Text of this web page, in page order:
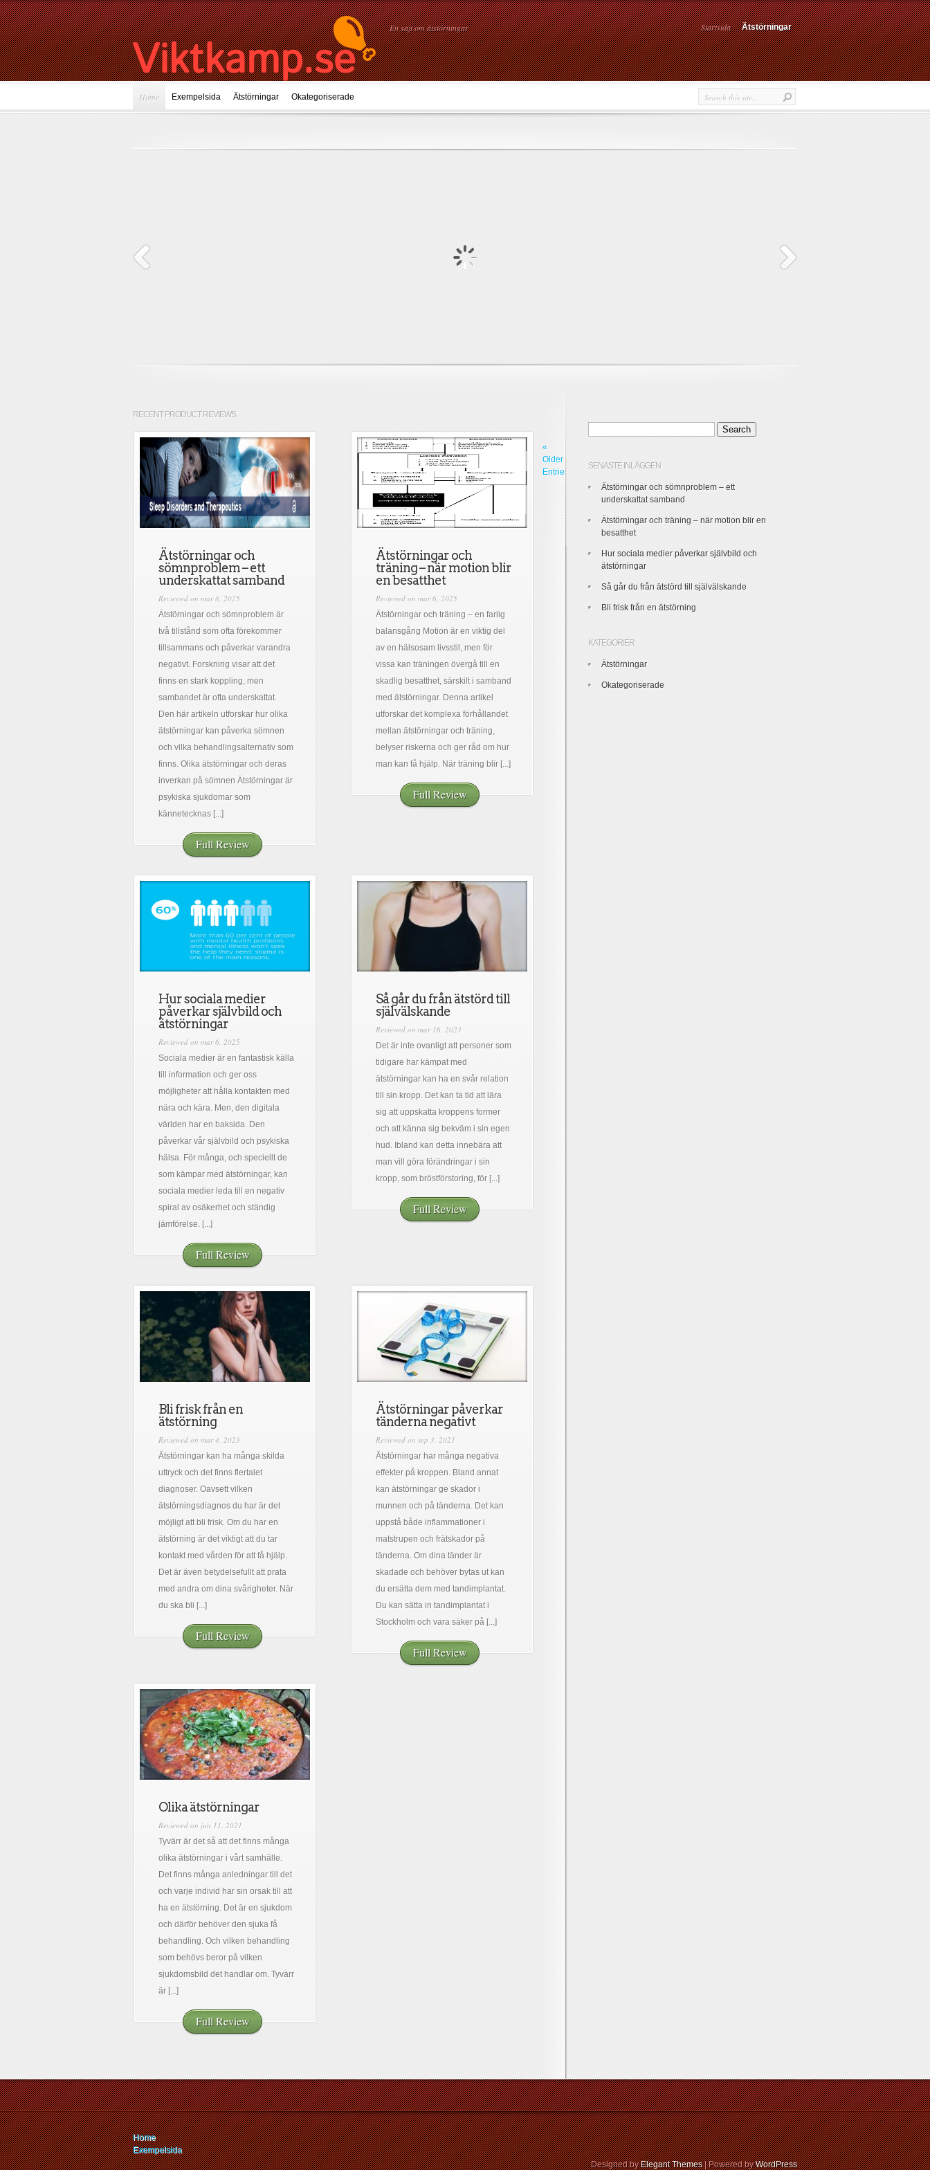
En sajt om ätstörningar Startsida Ätstörningar
Home Exempelsida Ätstörningar Okategoriserade
RECENT PRODUCT REVIEWS
Ätstörningar och
sömnproblem – ett
underskattat samband
Reviewed on mar 8, 2025
Ätstörningar och sömnproblem är
två tillstånd som ofta förekommer
tillsammans och påverkar varandra
negativt. Forskning visar att det
finns en stark koppling, men
sambandet är ofta underskattat.
Den här artikeln utforskar hur olika
ätstörningar kan påverka sömnen
och vilka behandlingsalternativ som
finns. Olika ätstörningar och deras
inverkan på sömnen Ätstörningar är
psykiska sjukdomar som
kännetecknas [...]
Full Review
Ätstörningar och
träning – när motion blir
en besatthet
Reviewed on mar 6, 2025
Ätstörningar och träning – en farlig
balansgång Motion är en viktig del
av en hälsosam livsstil, men för
vissa kan träningen övergå till en
skadlig besatthet, särskilt i samband
med ätstörningar. Denna artikel
utforskar det komplexa förhållandet
mellan ätstörningar och träning,
belyser riskerna och ger råd om hur
man kan få hjälp. När träning blir [...]
Full Review
Hur sociala medier
påverkar självbild och
ätstörningar
Reviewed on mar 6, 2025
Sociala medier är en fantastisk källa
till information och ger oss
möjligheter att hålla kontakten med
nära och kära. Men, den digitala
världen har en baksida. Den
påverkar vår självbild och psykiska
hälsa. För många, och speciellt de
som kämpar med ätstörningar, kan
sociala medier leda till en negativ
spiral av osäkerhet och ständig
jämförelse. [...]
Full Review
Så går du från ätstörd till
självälskande
Reviewed on mar 16, 2023
Det är inte ovanligt att personer som
tidigare har kämpat med
ätstörningar kan ha en svår relation
till sin kropp. Det kan ta tid att lära
sig att uppskatta kroppens former
och att känna sig bekväm i sin egen
hud. Ibland kan detta innebära att
man vill göra förändringar i sin
kropp, som bröstförstoring, för [...]
Full Review
Bli frisk från en
ätstörning
Reviewed on mar 4, 2023
Ätstörningar kan ha många skilda
uttryck och det finns flertalet
diagnoser. Oavsett vilken
ätstörningsdiagnos du har är det
möjligt att bli frisk. Om du har en
ätstörning är det viktigt att du tar
kontakt med vården för att få hjälp.
Det är även betydelsefullt att prata
med andra om dina svårigheter. När
du ska bli [...]
Full Review
Ätstörningar påverkar
tänderna negativt
Reviewed on sep 3, 2021
Ätstörningar har många negativa
effekter på kroppen. Bland annat
kan ätstörningar ge skador i
munnen och på tänderna. Det kan
uppstå både inflammationer i
matstrupen och frätskador på
tänderna. Om dina tänder är
skadade och behöver bytas ut kan
du ersätta dem med tandimplantat.
Du kan sätta in tandimplantat i
Stockholm och vara säker på [...]
Full Review
Olika ätstörningar
Reviewed on jun 11, 2021
Tyvärr är det så att det finns många
olika ätstörningar i vårt samhälle.
Det finns många anledningar till det
och varje individ har sin orsak till att
ha en ätstörning. Det är en sjukdom
och därför behöver den sjuka få
behandling. Och vilken behandling
som behövs beror på vilken
sjukdomsbild det handlar om. Tyvärr
är [...]
Full Review
«
Older
Entries
SENASTE INLÄGGEN
Ätstörningar och sömnproblem – ett
underskattat samband
Ätstörningar och träning – när motion blir en
besatthet
Hur sociala medier påverkar självbild och
ätstörningar
Så går du från ätstörd till självälskande
Bli frisk från en ätstörning
KATEGORIER
Ätstörningar
Okategoriserade
Home
Exempelsida
Designed byElegant Themes| Powered byWordPress